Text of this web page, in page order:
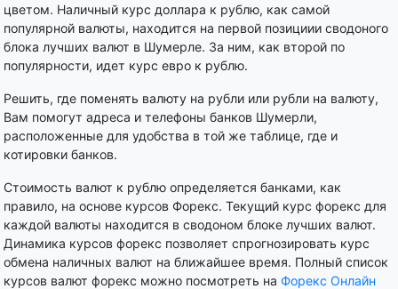
цветом. Наличный курс доллара к рублю, как самой
популярной валюты, находится на первой позициии сводоного
блока лучших валют в Шумерле. За ним, как второй по
популярности, идет курс евро к рублю.
Решить, где поменять валюту на рубли или рубли на валюту,
Вам помогут адреса и телефоны банков Шумерли,
расположенные для удобства в той же таблице, где и
котировки банков.
Стоимость валют к рублю определяется банками, как
правило, на основе курсов Форекс. Текущий курс форекс для
каждой валюты находится в сводоном блоке лучших валют.
Динамика курсов форекс позволяет спрогнозировать курс
обмена наличных валют на ближайшее время. Полный список
курсов валют форекс можно посмотреть на Форекс Онлайн